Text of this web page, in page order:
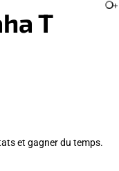
T +
et gagner du temps.